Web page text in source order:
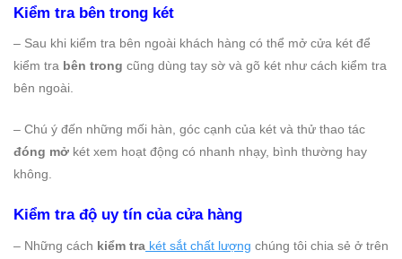
Kiểm tra bên trong két
– Sau khi kiểm tra bên ngoài khách hàng có thể mở cửa két để
kiểm tra bên trong cũng dùng tay sờ và gõ két như cách kiểm tra
bên ngoài.
– Chú ý đến những mối hàn, góc cạnh của két và thử thao tác
đóng mở két xem hoạt động có nhanh nhạy, bình thường hay
không.
Kiểm tra độ uy tín của cửa hàng
– Những cách kiểm tra két sắt chất lượng chúng tôi chia sẻ ở trên